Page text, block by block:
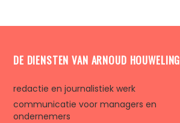
DE DIENSTEN VAN ARNOUD HOUWELING
redactie en journalistiek werk
communicatie voor managers en
ondernemers